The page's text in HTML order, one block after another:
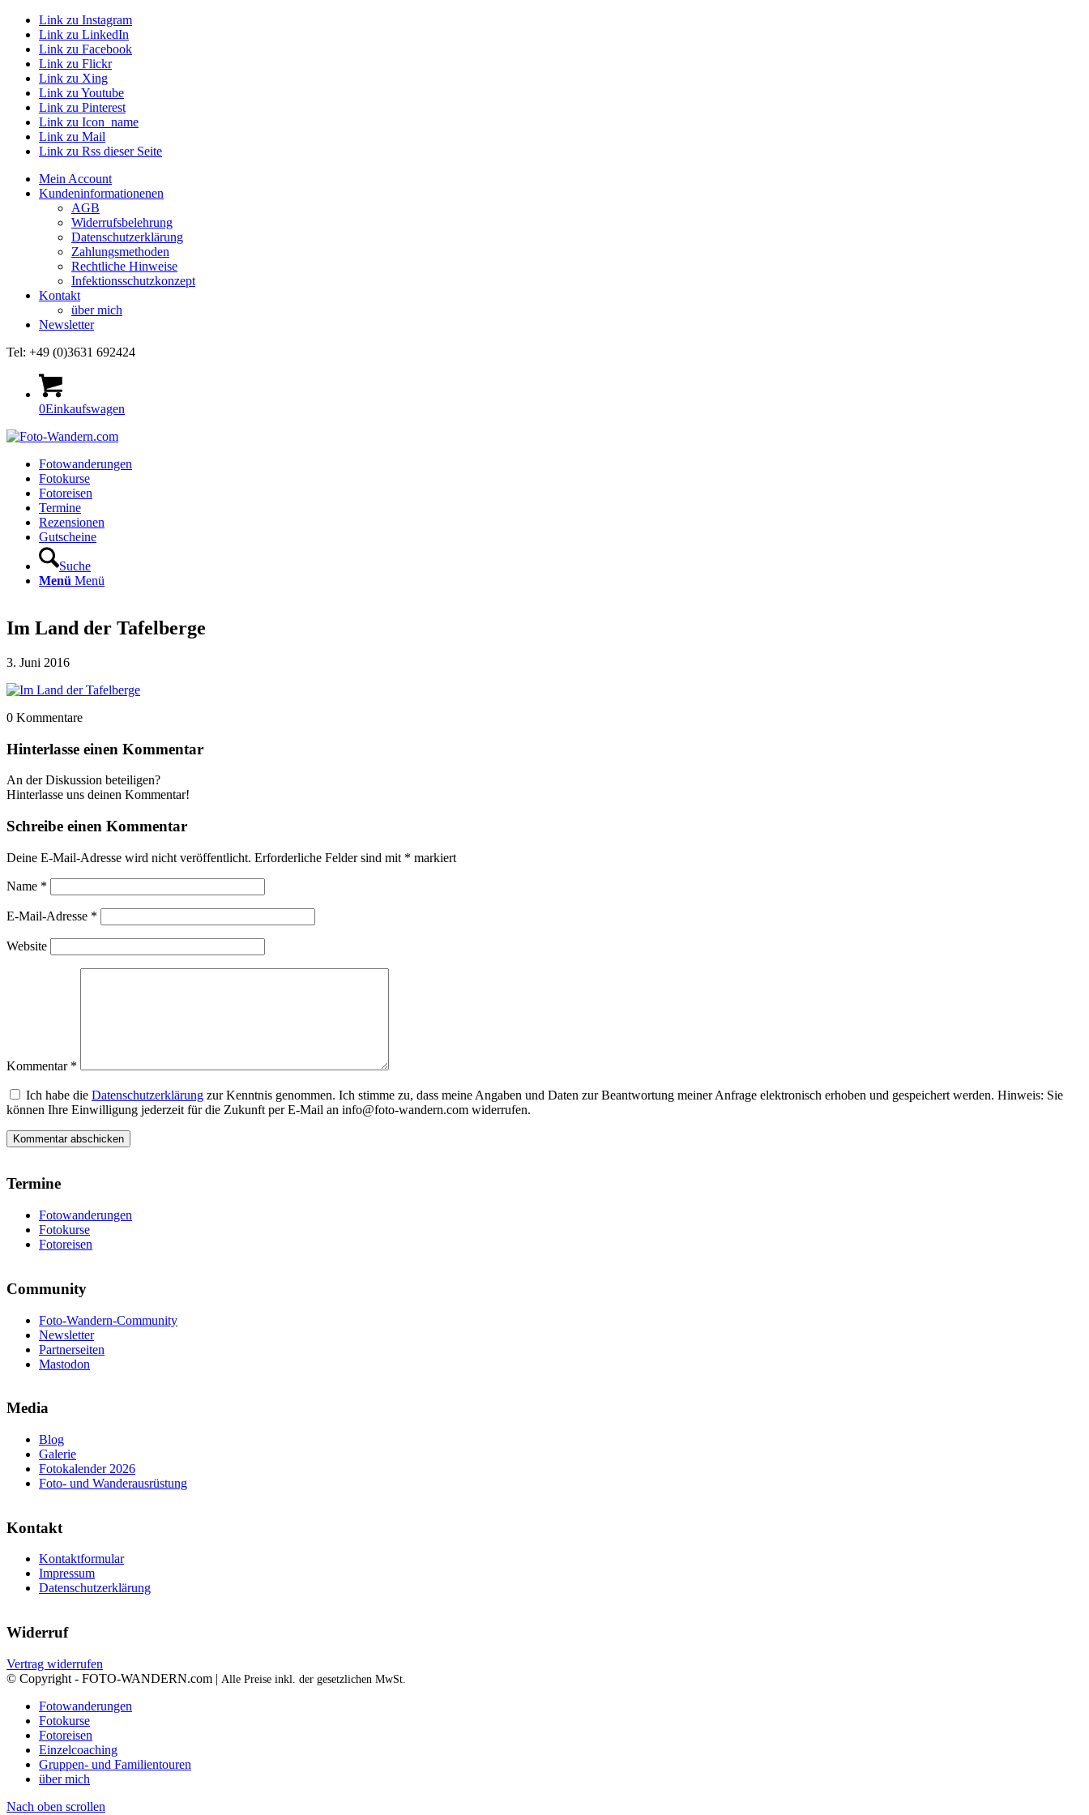
Link zu Instagram
Link zu LinkedIn
Link zu Facebook
Link zu Flickr
Link zu Xing
Link zu Youtube
Link zu Pinterest
Link zu Icon_name
Link zu Mail
Link zu Rss dieser Seite
Mein Account
Kundeninformationenen
AGB
Widerrufsbelehrung
Datenschutzerklärung
Zahlungsmethoden
Rechtliche Hinweise
Infektionsschutzkonzept
Kontakt
über mich
Newsletter
Tel: +49 (0)3631 692424
0Einkaufswagen
Fotowanderungen
Fotokurse
Fotoreisen
Termine
Rezensionen
Gutscheine
Suche
Menü Menü
Im Land der Tafelberge
3. Juni 2016
0 Kommentare
Hinterlasse einen Kommentar
An der Diskussion beteiligen?
Hinterlasse uns deinen Kommentar!
Schreibe einen Kommentar
Deine E-Mail-Adresse wird nicht veröffentlicht. Erforderliche Felder sind mit * markiert
Name *
E-Mail-Adresse *
Website
Kommentar *
Ich habe die Datenschutzerklärung zur Kenntnis genommen. Ich stimme zu, dass meine Angaben und Daten zur Beantwortung meiner Anfrage elektronisch erhoben und gespeichert werden. Hinweis: Sie
können Ihre Einwilligung jederzeit für die Zukunft per E-Mail an info@foto-wandern.com widerrufen.
Termine
Fotowanderungen
Fotokurse
Fotoreisen
Community
Foto-Wandern-Community
Newsletter
Partnerseiten
Mastodon
Media
Blog
Galerie
Fotokalender 2026
Foto- und Wanderausrüstung
Kontakt
Kontaktformular
Impressum
Datenschutzerklärung
Widerruf
Vertrag widerrufen
© Copyright - FOTO-WANDERN.com | Alle Preise inkl. der gesetzlichen MwSt.
Fotowanderungen
Fotokurse
Fotoreisen
Einzelcoaching
Gruppen- und Familientouren
über mich
Nach oben scrollen